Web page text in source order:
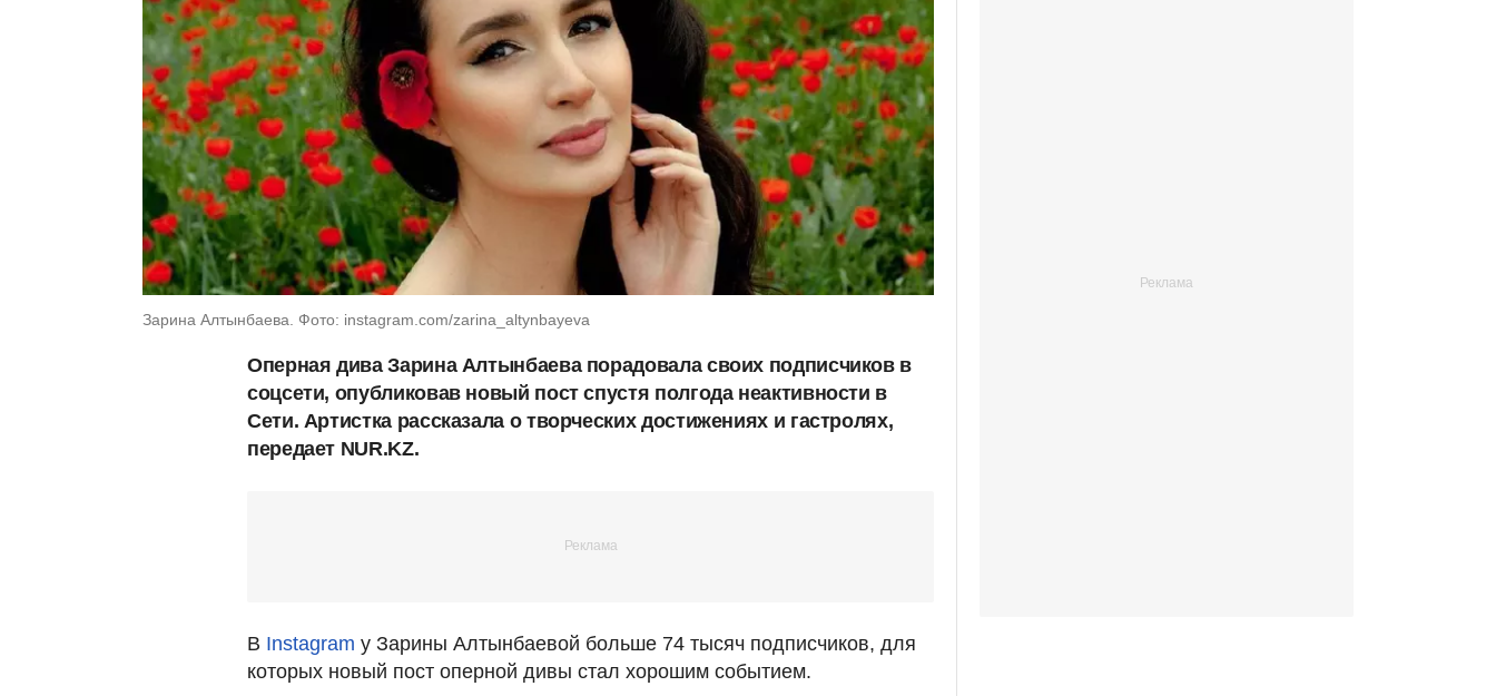
Зарина Алтынбаева. Фото: instagram.com/zarina_altynbayeva
Оперная дива Зарина Алтынбаева порадовала своих подписчиков в
соцсети, опубликовав новый пост спустя полгода неактивности в
Сети. Артистка рассказала о творческих достижениях и гастролях,
передает NUR.KZ.
В Instagram у Зарины Алтынбаевой больше 74 тысяч подписчиков, для
которых новый пост оперной дивы стал хорошим событием.